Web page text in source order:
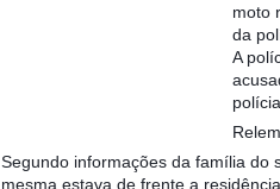
moto
da
A
polícia.
Segundo informações da família do
mesma estava de frente a